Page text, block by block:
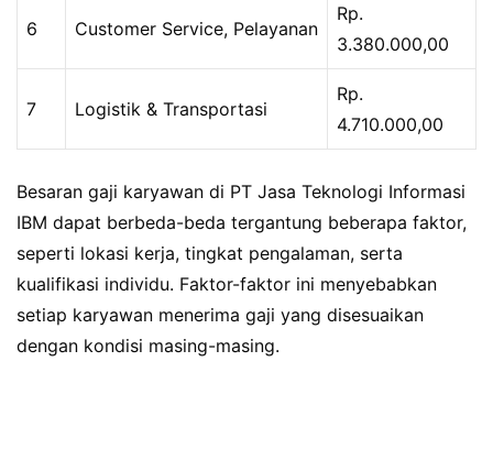
6 Customer Service, Pelayanan
Rp.
3.380.000,00
7 Logistik & Transportasi
Rp.
4.710.000,00
Besaran gaji karyawan di PT Jasa Teknologi Informasi
IBM dapat berbeda-beda tergantung beberapa faktor,
seperti lokasi kerja, tingkat pengalaman, serta
kualifikasi individu. Faktor-faktor ini menyebabkan
setiap karyawan menerima gaji yang disesuaikan
dengan kondisi masing-masing.